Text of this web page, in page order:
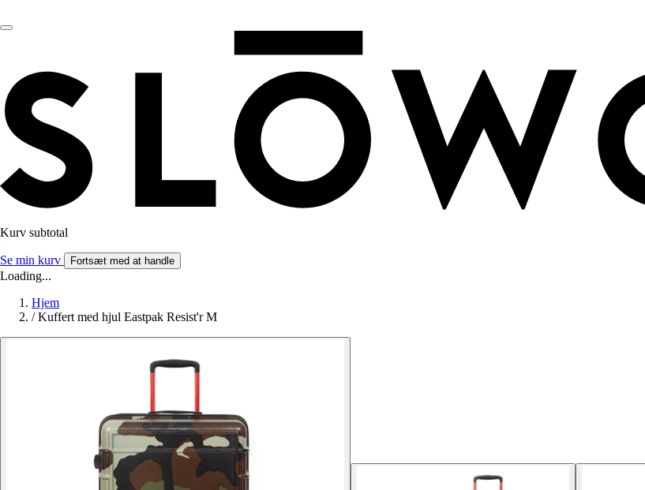
Kurv subtotal
Se min kurv Fortsæt med at handle
Loading...
Hjem
/ Kuffert med hjul Eastpak Resist'r M